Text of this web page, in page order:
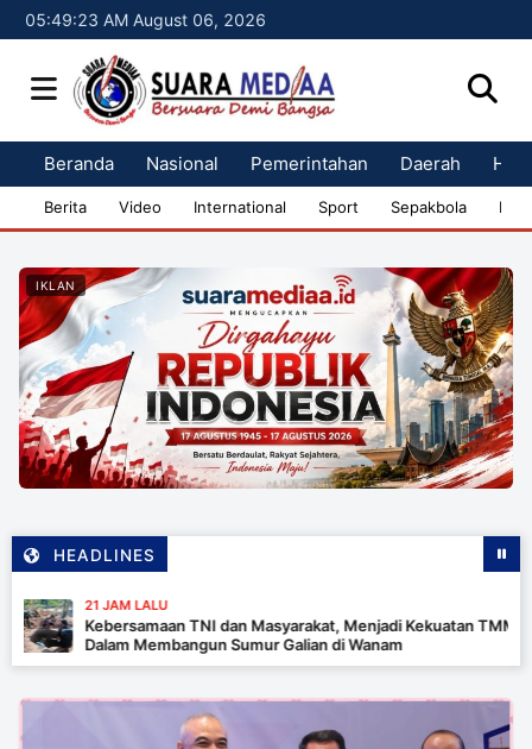
05:49:23 AM August 06, 2026
Beranda Nasional Pemerintahan Daerah
Berita Video International Sport Sepakbola
IKLAN
HEADLINES
21 JAM LALU
Kebersamaan TNI dan Masyarakat, Menjadi Kekuatan TMMD
Dalam Membangun Sumur Galian di Wanam